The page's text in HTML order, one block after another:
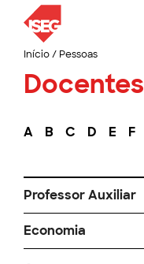
Início/ Pessoas
Docentes
A B C D E F
Professor Auxiliar
Economia